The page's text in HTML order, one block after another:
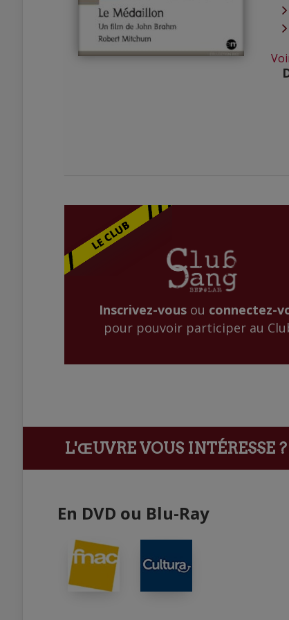
Inscrivez-vousou connectez-
pour pouvoir participer au
L'ŒUVRE VOUS INTÉRESSE ?
En DVD ou Blu-Ray